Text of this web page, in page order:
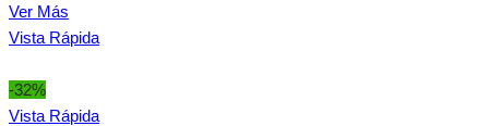
original
Ver Más
Vista Rápida
-32%
Vista Rápida